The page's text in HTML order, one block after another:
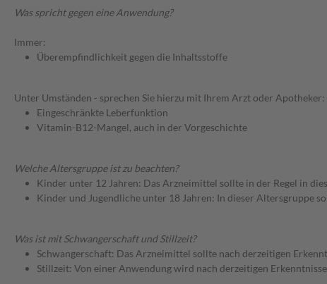
Was spricht gegen eine Anwendung?
Immer:
Überempfindlichkeit gegen die Inhaltsstoffe
Unter Umständen - sprechen Sie hierzu mit Ihrem Arzt oder Apotheker:
Eingeschränkte Leberfunktion
Vitamin-B12-Mangel, auch in der Vorgeschichte
Welche Altersgruppe ist zu beachten?
Kinder unter 12 Jahren: Das Arzneimittel sollte in der Regel in
Kinder und Jugendliche unter 18 Jahren: In dieser Altersgruppe
Was ist mit Schwangerschaft und Stillzeit?
Schwangerschaft: Das Arzneimittel sollte nach derzeitigen
Stillzeit: Von einer Anwendung wird nach derzeitigen